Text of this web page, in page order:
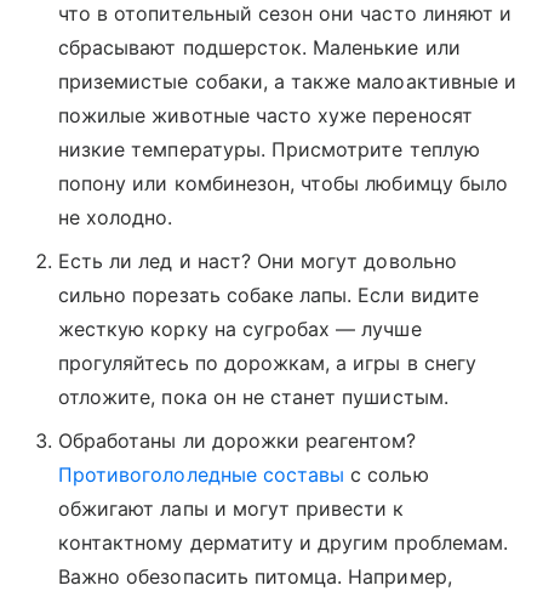
что в отопительный сезон они часто линяют и
сбрасывают подшерсток. Маленькие или
приземистые собаки, а также малоактивные и
пожилые животные часто хуже переносят
низкие температуры. Присмотрите теплую
попону или комбинезон, чтобы любимцу было
не холодно.
Есть ли лед и наст? Они могут довольно
сильно порезать собаке лапы. Если видите
жесткую корку на сугробах — лучше
прогуляйтесь по дорожкам, а игры в снегу
отложите, пока он не станет пушистым.
Обработаны ли дорожки реагентом?
Противогололедные составы с солью
обжигают лапы и могут привести к
контактному дерматиту и другим проблемам.
Важно обезопасить питомца. Например,